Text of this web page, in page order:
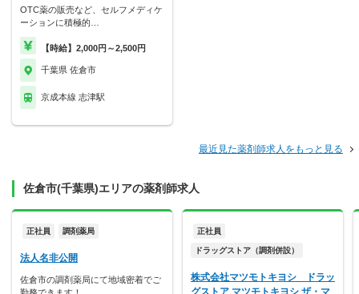
OTC薬の販売など、セルフメディケ
ーションに積極的…
【時給】2,000円～2,500円
千葉県 佐倉市
京成本線 志津駅
最近見た薬剤師求人をもっと見る
佐倉市(千葉県)エリアの薬剤師求人
正社員 調剤薬局
法人名非公開
佐倉市の調剤薬局にて地域密着でご
正社員
ドラッグストア（調剤併設）
株式会社マツモトキヨシ ドラッ